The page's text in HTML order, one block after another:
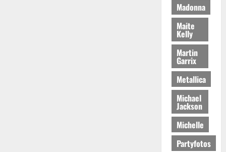
Madonna
Maite
Kelly
Martin
Garrix
Metallica
Michael
Jackson
Michelle
Partyfotos